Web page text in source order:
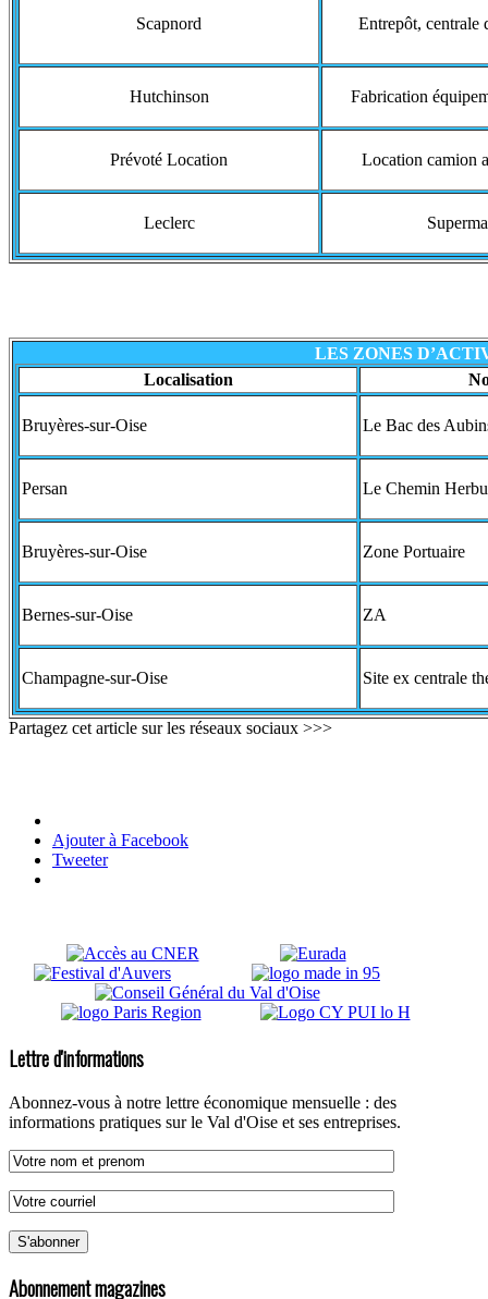
Scapnord Entrepôt, centrale
Hutchinson Fabrication
Prévoté Location Location camion
Leclerc
LES ZONES
Localisation
Bruyères-sur-Oise Le Bac des
Persan Le Chemin Herbu
Bruyères-sur-Oise Zone Portuaire
Bernes-sur-Oise ZA
Champagne-sur-Oise Site ex centrale
Partagez cet article sur les réseaux sociaux >>>
Ajouter à Facebook
Tweeter
Lettre d'informations
Abonnez-vous à notre lettre économique mensuelle : des
informations pratiques sur le Val d'Oise et ses entreprises.
Abonnement magazines